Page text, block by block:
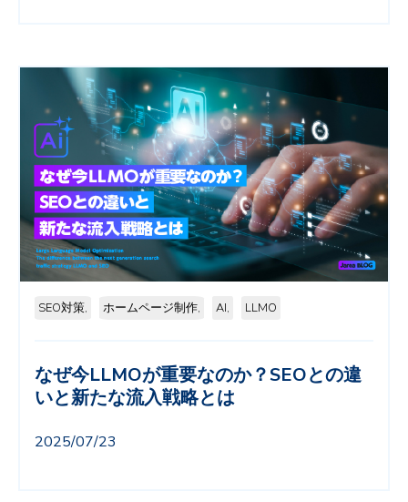
SEO対策, ホームページ制作, AI, LLMO
なぜ今LLMOが重要なのか？SEOとの違
いと新たな流入戦略とは
2025/07/23